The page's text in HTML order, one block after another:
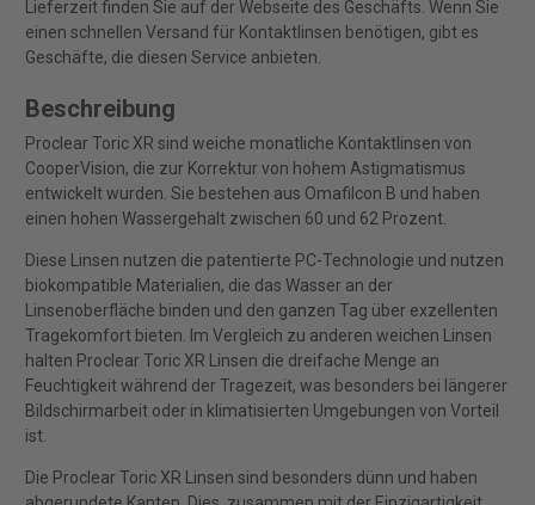
Lieferzeit finden Sie auf der Webseite des Geschäfts. Wenn Sie
einen schnellen Versand für Kontaktlinsen benötigen, gibt es
Geschäfte, die diesen Service anbieten.
Beschreibung
Proclear Toric XR sind weiche monatliche Kontaktlinsen von
CooperVision, die zur Korrektur von hohem Astigmatismus
entwickelt wurden. Sie bestehen aus Omafilcon B und haben
einen hohen Wassergehalt zwischen 60 und 62 Prozent.
Diese Linsen nutzen die patentierte PC-Technologie und nutzen
biokompatible Materialien, die das Wasser an der
Linsenoberfläche binden und den ganzen Tag über exzellenten
Tragekomfort bieten. Im Vergleich zu anderen weichen Linsen
halten Proclear Toric XR Linsen die dreifache Menge an
Feuchtigkeit während der Tragezeit, was besonders bei längerer
Bildschirmarbeit oder in klimatisierten Umgebungen von Vorteil
ist.
Die Proclear Toric XR Linsen sind besonders dünn und haben